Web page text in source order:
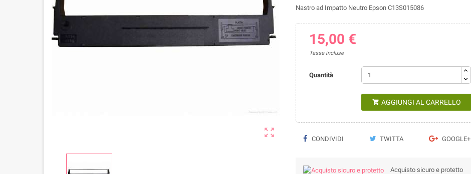

Nastro ad Impatto Neutro Epson C13S015086
15,00 €
Tasse incluse
Quantità
 AGGIUNGI AL CARRELLO
CONDIVIDI TWITTA GOOGLE+
Acquisto sicuro e protetto